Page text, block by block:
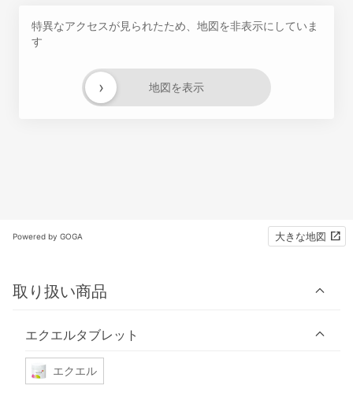
特異なアクセスが見られたため、地図を非表示にしていま
す
地図を表示
›
Powered by GOGA 大きな地図
取り扱い商品
エクエルタブレット
エクエル